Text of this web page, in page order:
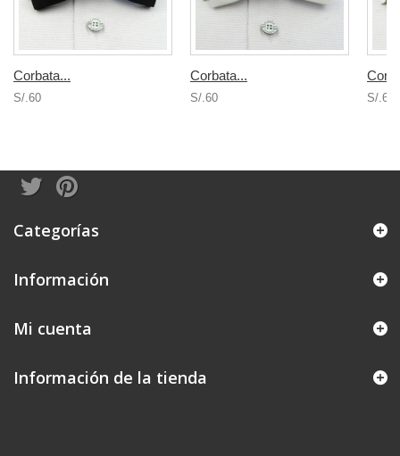
Corbata...
S/.60
Corbata...
S/.60 S/.68
Categorías
Información
Mi cuenta
Información de la tienda